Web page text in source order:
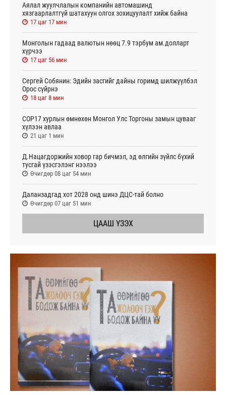
Аялал жуулчлалын компанийн автомашинд
хязгаарлалтгүй шатахуун олгох зохицуулалт хийж байна
17 цаг 17 мин
Монголын гадаад валютын нөөц 7.9 тэрбум ам.долларт
хүрчээ
17 цаг 56 мин
Сергей Собянин: Эдийн засгийг дайны горимд шилжүүлбэл
Орос сүйрнэ
18 цаг 8 мин
COP17 хурлын өмнөхөн Монгол Улс Торгоны замын цувааг
хүлээн авлаа
21 цаг 1 мин
Д.Нацагдоржийн ховор гар бичмэл, эд өлгийн зүйлс бүхий
тусгай үзэсгэлэнг нээлээ
Өчигдөр 08 цаг 54 мин
Даланзадгад хот 2028 онд шинэ ДЦС-тай болно
Өчигдөр 07 цаг 51 мин
ЦААШ ҮЗЭХ